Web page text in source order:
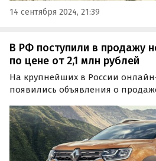
14 сентября 2024, 21:39
В РФ поступили в продажу
по цене от 2,1 млн рублей
На крупнейших в России
появились объявления о
годах. Цены на них в середине
000 рублей, пишут «Автоновости